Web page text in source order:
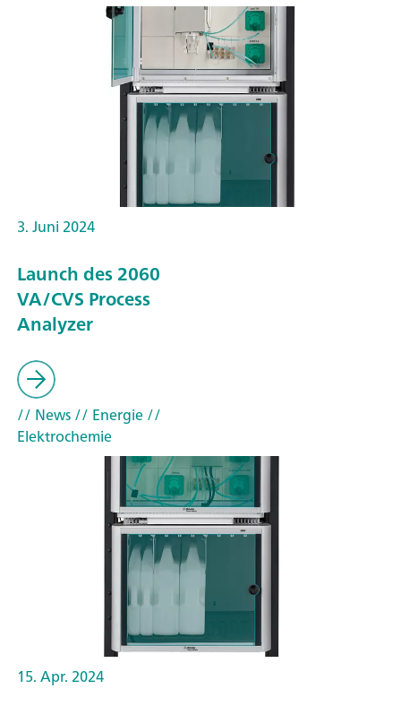
3. Juni 2024
Launch des 2060
VA/CVS Process
Analyzer
// News// Energie//
Elektrochemie
15. Apr. 2024